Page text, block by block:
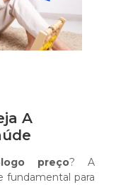
A
preço? A
fundamental para